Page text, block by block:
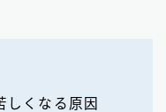
しくなる原因